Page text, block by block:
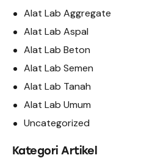
Alat Lab Aggregate
Alat Lab Aspal
Alat Lab Beton
Alat Lab Semen
Alat Lab Tanah
Alat Lab Umum
Uncategorized
Kategori Artikel